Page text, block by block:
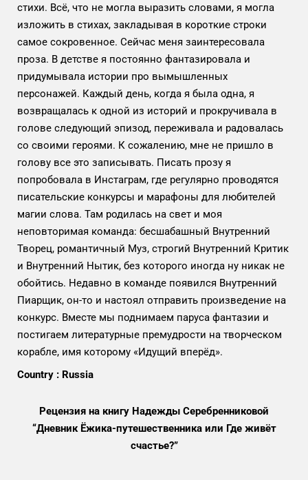
стихи. Всё, что не могла выразить словами, я могла
изложить в стихах, закладывая в короткие строки
самое сокровенное. Сейчас меня заинтересовала
проза. В детстве я постоянно фантазировала и
придумывала истории про вымышленных
персонажей. Каждый день, когда я была одна, я
возвращалась к одной из историй и прокручивала в
голове следующий эпизод, переживала и радовалась
со своими героями. К сожалению, мне не пришло в
голову все это записывать. Писать прозу я
попробовала в Инстаграм, где регулярно проводятся
писательские конкурсы и марафоны для любителей
магии слова. Там родилась на свет и моя
неповторимая команда: бесшабашный Внутренний
Творец, романтичный Муз, строгий Внутренний Критик
и Внутренний Нытик, без которого иногда ну никак не
обойтись. Недавно в команде появился Внутренний
Пиарщик, он-то и настоял отправить произведение на
конкурс. Вместе мы поднимаем паруса фантазии и
постигаем литературные премудрости на творческом
корабле, имя которому «Идущий вперёд».
Country : Russia
Рецензия на книгу Надежды Серебренниковой
“Дневник Ёжика-путешественника или Где живёт
счастье?”